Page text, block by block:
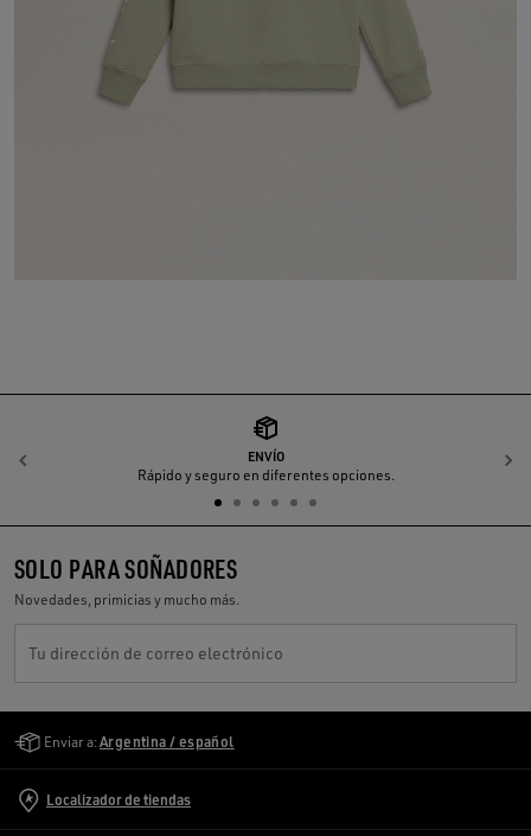
ENVÍO
Rápido y seguro en diferentes opciones.
Anterior
SOLO PARA SOÑADORES
Novedades, primicias y mucho más.
Tu dirección de correo electrónico
Enviar a: Argentina / español
Localizador de tiendas